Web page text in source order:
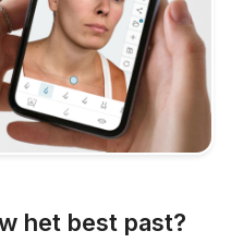
het best past?